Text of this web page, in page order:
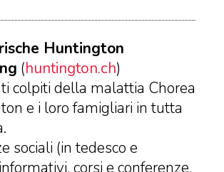
Huntington
(huntington.ch)
colpiti della malattia Chorea
e i loro famigliari in tutta
sociali (in tedesco e
corsi e conferenze,